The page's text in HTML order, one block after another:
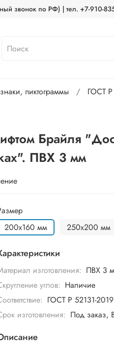
звонок по РФ) | тел. +7-910-
пиктограммы ГОСТ Р
Брайля
ПВХ 3 мм
200х160 мм
250х200 мм
изготовления: ПВХ 3
углов: Наличие
ГОСТ Р 52131-2019
изготовления: Под заказ,